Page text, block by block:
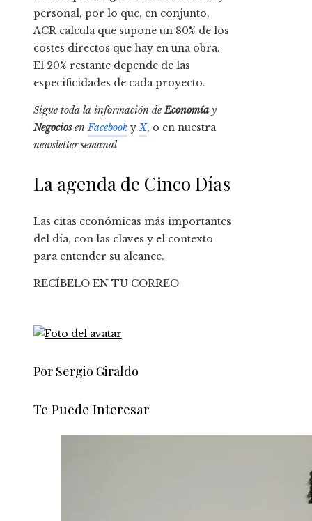
personal, por lo que, en conjunto,
ACR calcula que supone un 80% de los
costes directos que hay en una obra.
El 20% restante depende de las
especificidades de cada proyecto.
Sigue toda la información deEconomía y
NegociosenFacebook yX, o en nuestra
newsletter semanal
La agenda de Cinco Días
Las citas económicas más importantes
del día, con las claves y el contexto
para entender su alcance.
RECÍBELO EN TU CORREO
Por Sergio Giraldo
Te Puede Interesar